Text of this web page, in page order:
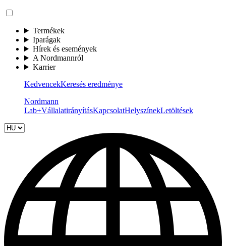
Termékek
Iparágak
Hírek és események
A Nordmannról
Karrier
KedvencekKeresés eredménye
Nordmann
Lab+VállalatirányításKapcsolatHelyszínekLetöltések